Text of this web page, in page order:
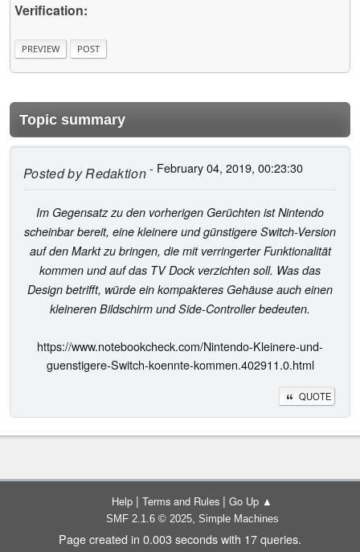
Verification:
Topic summary
Posted byRedaktion- February 04, 2019, 00:23:30
Im Gegensatz zu den vorherigen Gerüchten ist Nintendo
scheinbar bereit, eine kleinere und günstigere Switch-Version
auf den Markt zu bringen, die mit verringerter Funktionalität
kommen und auf das TV Dock verzichten soll. Was das
Design betrifft, würde ein kompakteres Gehäuse auch einen
kleineren Bildschirm und Side-Controller bedeuten.
https://www.notebookcheck.com/Nintendo-Kleinere-und-
guenstigere-Switch-koennte-kommen.402911.0.html
QUOTE
Help | Terms and Rules | Go Up ▲
SMF 2.1.6 © 2025, Simple Machines
Page created in 0.003 seconds with 17 queries.